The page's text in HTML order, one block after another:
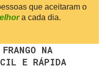
que aceitaram o
a cada dia.
NA
E RÁPIDA